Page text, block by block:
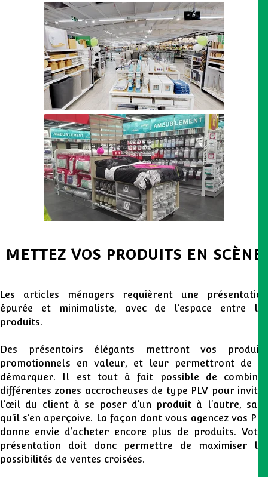
METTEZ VOS PRODUITS EN SCÈNE
Les articles ménagers requièrent une présentation
épurée et minimaliste, avec de l’espace entre les
produits.
Des présentoirs élégants mettront vos produits
promotionnels en valeur, et leur permettront de se
démarquer. Il est tout à fait possible de combiner
différentes zones accrocheuses de type PLV pour inviter
l’œil du client à se poser d’un produit à l’autre, sans
qu’il s’en aperçoive. La façon dont vous agencez vos PLV
donne envie d’acheter encore plus de produits. Votre
présentation doit donc permettre de maximiser les
possibilités de ventes croisées.